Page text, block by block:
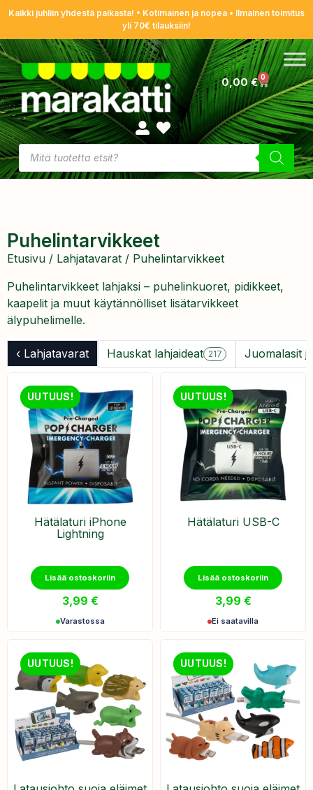
Kaikki juhliin yhdestä paikasta! • Kotimainen ja nopea • Ilmainen toimitus
yli 70€ tilauksiin!
0,00€ 0
Puhelintarvikkeet
Etusivu / Lahjatavarat / Puhelintarvikkeet
Puhelintarvikkeet lahjaksi – puhelinkuoret, pidikkeet,
kaapelit ja muut käytännölliset lisätarvikkeet
älypuhelimelle.
‹ Lahjatavarat Hauskat lahjaideat 217 Juomalasit
UUTUUS!
Hätälaturi iPhone
Lightning
Lisää ostoskoriin
3,99 €
Varastossa
UUTUUS!
Hätälaturi USB-C
Lisää ostoskoriin
3,99 €
Ei saatavilla
UUTUUS! UUTUUS!